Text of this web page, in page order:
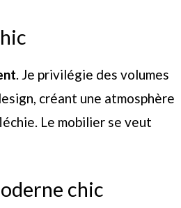
. Je privilégie des volumes
créant une atmosphère
Le mobilier se veut
chic